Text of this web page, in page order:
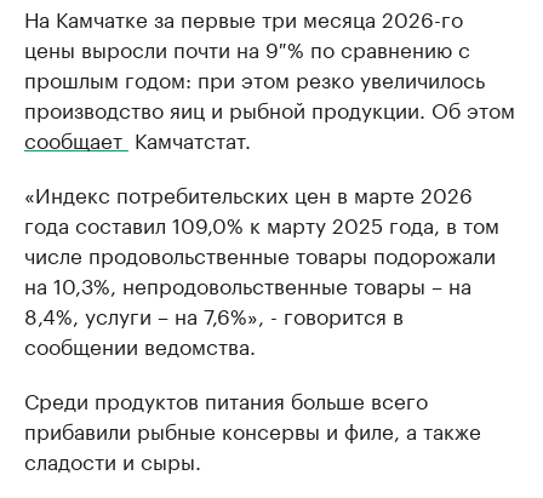
На Камчатке за первые три месяца 2026-го
цены выросли почти на 9 % по сравнению с
прошлым годом: при этом резко увеличилось
производство яиц и рыбной продукции. Об этом
сообщает Камчатстат.
«Индекс потребительских цен в марте 2026
года составил 109,0% к марту 2025 года, в том
числе продовольственные товары подорожали
на 10,3%, непродовольственные товары – на
8,4%, услуги – на 7,6%», - говорится в
сообщении ведомства.
Среди продуктов питания больше всего
прибавили рыбные консервы и филе, а также
сладости и сыры.